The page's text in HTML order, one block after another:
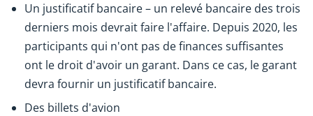
Un justificatif bancaire – un relevé bancaire des trois
derniers mois devrait faire l'affaire. Depuis 2020, les
participants qui n'ont pas de finances suffisantes
ont le droit d'avoir un garant. Dans ce cas, le garant
devra fournir un justificatif bancaire.
Des billets d'avion